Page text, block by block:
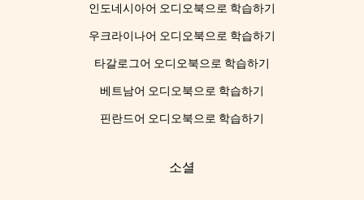
인도네시아어 오디오북으로 학습하기
우크라이나어 오디오북으로 학습하기
타갈로그어 오디오북으로 학습하기
베트남어 오디오북으로 학습하기
핀란드어 오디오북으로 학습하기
소셜